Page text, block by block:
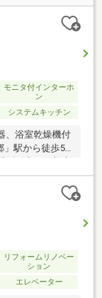
モニタ付インターホ
ン
システムキッチン
浴室乾燥機付
駅から徒歩5
実の共用部
ティールーム）
円（※2台目は
台無料◆オール
ア川口エルザ
マザキ川口元
→徒歩4分
リフォームリノベー
ション
エレベーター